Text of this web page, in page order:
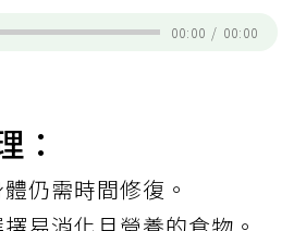
00:00 / 00:00
：
仍需時間修復。